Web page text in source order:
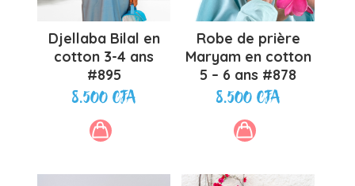
Djellaba Bilal en
cotton 3-4 ans
#895
8.500 CFA
Robe de prière
Maryam en cotton
5 – 6 ans #878
8.500 CFA